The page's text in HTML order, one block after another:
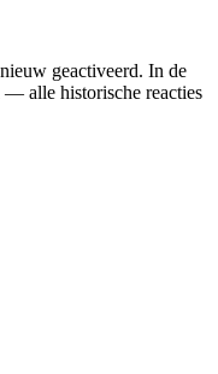
geactiveerd. In de
— alle historische reacties